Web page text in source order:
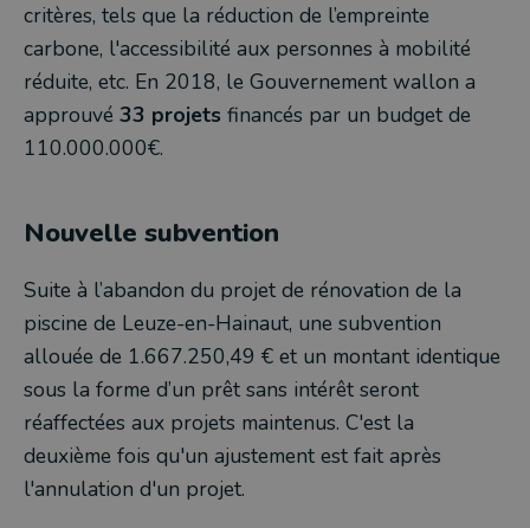
critères, tels que la réduction de l’empreinte
carbone, l'accessibilité aux personnes à mobilité
réduite, etc. En 2018, le Gouvernement wallon a
approuvé 33 projets financés par un budget de
110.000.000€.
Nouvelle subvention
Suite à l’abandon du projet de rénovation de la
piscine de Leuze-en-Hainaut, une subvention
allouée de 1.667.250,49 € et un montant identique
sous la forme d’un prêt sans intérêt seront
réaffectées aux projets maintenus. C'est la
deuxième fois qu'un ajustement est fait après
l'annulation d'un projet.